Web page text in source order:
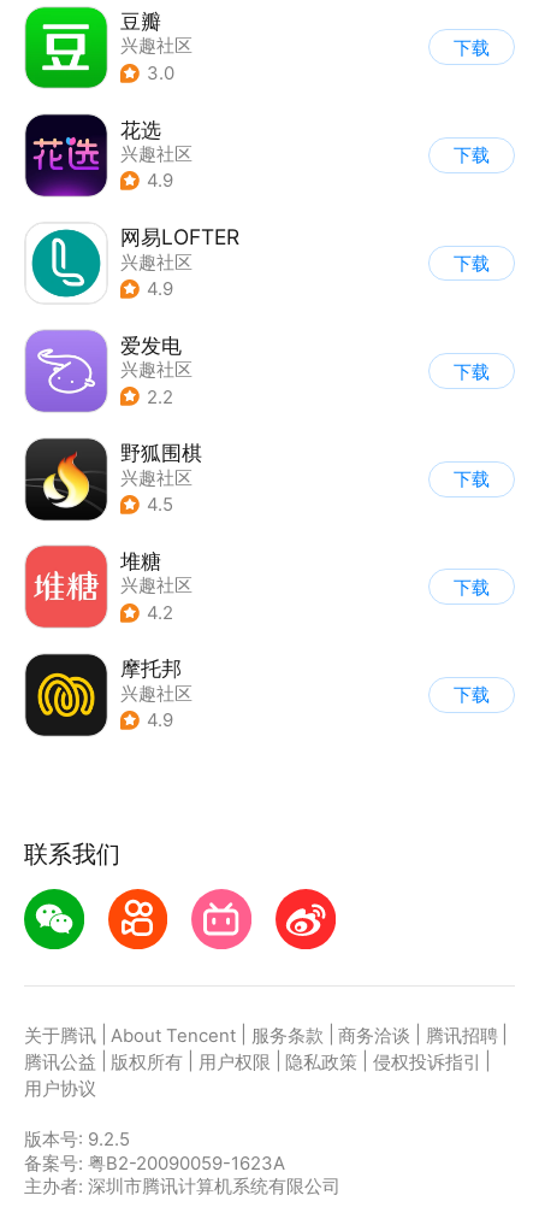
豆瓣
兴趣社区
3.0
下载
花选
兴趣社区
4.9
下载
网易LOFTER
兴趣社区
4.9
下载
爱发电
兴趣社区
2.2
下载
野狐围棋
兴趣社区
4.5
下载
堆糖
兴趣社区
4.2
下载
摩托邦
兴趣社区
4.9
下载
联系我们
关于腾讯 About Tencent 服务条款 商务洽谈 腾讯招聘
腾讯公益
版权所有 用户权限 隐私政策 侵权投诉指引
用户协议
版本号: 9.2.5
备案号: 粤B2-20090059-1623A
主办者: 深圳市腾讯计算机系统有限公司